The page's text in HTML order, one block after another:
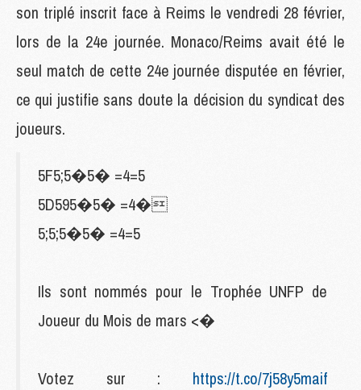
son triplé inscrit face à Reims le vendredi 28 février,
lors de la 24e journée. Monaco/Reims avait été le
seul match de cette 24e journée disputée en février,
ce qui justifie sans doute la décision du syndicat des
joueurs.
5F5;5�5� =4=5
5D595�5� =4�
5;5;5�5� =4=5
Ils sont nommés pour le Trophée UNFP de
Joueur du Mois de mars <�
Votez sur : https://t.co/7j58y5maif